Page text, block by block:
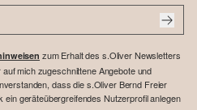
zum Erhalt des s.Oliver Newsletters
mich zugeschnittene Angebote und
dass die s.Oliver Bernd Freier
geräteübergreifendes Nutzerprofil anlegen